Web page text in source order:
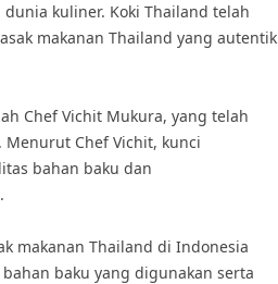
kuliner. Koki Thailand telah
makanan Thailand yang autentik
Chef Vichit Mukura, yang telah
Menurut Chef Vichit, kunci
bahan baku dan
makanan Thailand di Indonesia
baku yang digunakan serta